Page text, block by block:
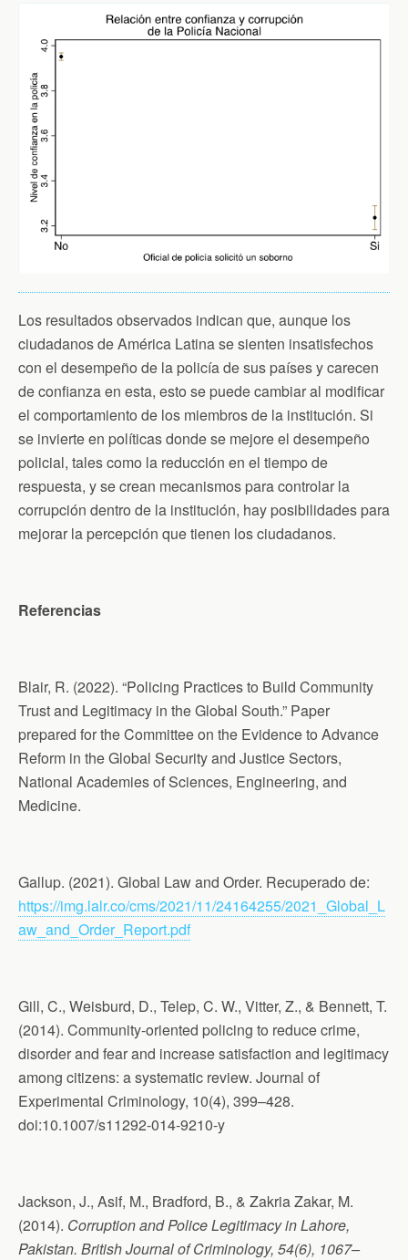
Los resultados observados indican que, aunque los
ciudadanos de América Latina se sienten insatisfechos
con el desempeño de la policía de sus países y carecen
de confianza en esta, esto se puede cambiar al modificar
el comportamiento de los miembros de la institución. Si
se invierte en políticas donde se mejore el desempeño
policial, tales como la reducción en el tiempo de
respuesta, y se crean mecanismos para controlar la
corrupción dentro de la institución, hay posibilidades para
mejorar la percepción que tienen los ciudadanos.
Referencias
Blair, R. (2022). “Policing Practices to Build Community
Trust and Legitimacy in the Global South.” Paper
prepared for the Committee on the Evidence to Advance
Reform in the Global Security and Justice Sectors,
National Academies of Sciences, Engineering, and
Medicine.
Gallup. (2021). Global Law and Order. Recuperado de:
https://img.lalr.co/cms/2021/11/24164255/2021_Global_L
aw_and_Order_Report.pdf
Gill, C., Weisburd, D., Telep, C. W., Vitter, Z., & Bennett, T.
(2014). Community-oriented policing to reduce crime,
disorder and fear and increase satisfaction and legitimacy
among citizens: a systematic review. Journal of
Experimental Criminology, 10(4), 399–428.
doi:10.1007/s11292-014-9210-y
Jackson, J., Asif, M., Bradford, B., & Zakria Zakar, M.
(2014). Corruption and Police Legitimacy in Lahore,
Pakistan. British Journal of Criminology, 54(6), 1067–